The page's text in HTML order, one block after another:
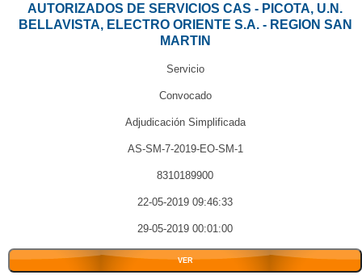
AUTORIZADOS DE SERVICIOS CAS - PICOTA, U.N.
BELLAVISTA, ELECTRO ORIENTE S.A. - REGION SAN
MARTIN
Servicio
Convocado
Adjudicación Simplificada
AS-SM-7-2019-EO-SM-1
8310189900
22-05-2019 09:46:33
29-05-2019 00:01:00
VER